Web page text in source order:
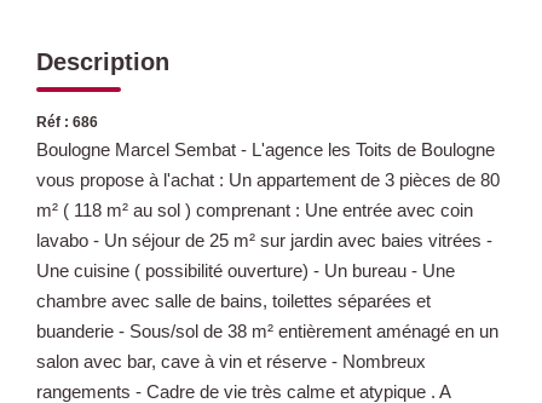
Description
Réf : 686
Boulogne Marcel Sembat - L'agence les Toits de Boulogne
vous propose à l'achat : Un appartement de 3 pièces de 80
m² ( 118 m² au sol ) comprenant : Une entrée avec coin
lavabo - Un séjour de 25 m² sur jardin avec baies vitrées -
Une cuisine ( possibilité ouverture) - Un bureau - Une
chambre avec salle de bains, toilettes séparées et
buanderie - Sous/sol de 38 m² entièrement aménagé en un
salon avec bar, cave à vin et réserve - Nombreux
rangements - Cadre de vie très calme et atypique . A